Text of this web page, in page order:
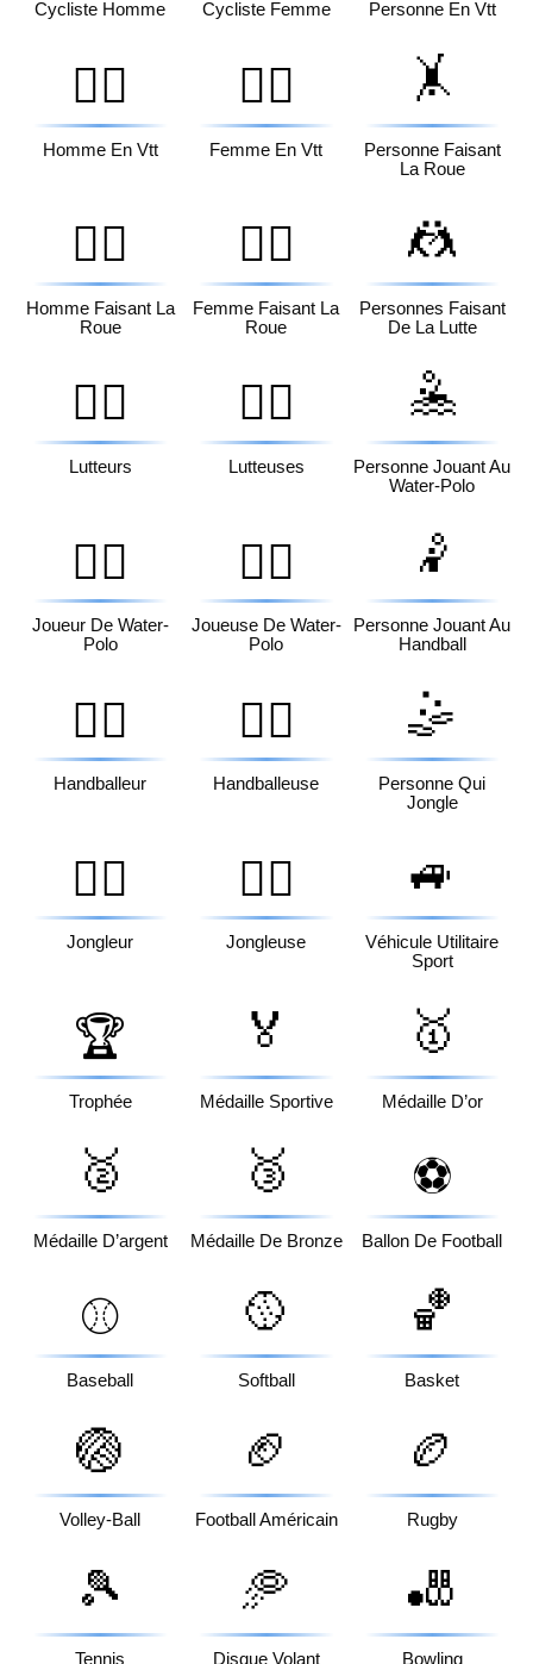
Cycliste Homme Cycliste Femme Personne En Vtt
🚵‍♂️
Homme En Vtt
🚵‍♀️
Femme En Vtt
🤸
Personne Faisant
La Roue
🤸‍♂️
Homme Faisant La
Roue
🤸‍♀️
Femme Faisant La
Roue
🤼
Personnes Faisant
De La Lutte
🤼‍♂️
Lutteurs
🤼‍♀️
Lutteuses
🤽
Personne Jouant Au
Water-Polo
🤽‍♂️
Joueur De Water-
Polo
🤽‍♀️
Joueuse De Water-
Polo
🤾
Personne Jouant Au
Handball
🤾‍♂️
Handballeur
🤾‍♀️
Handballeuse
🤹
Personne Qui
Jongle
🤹‍♂️
Jongleur
🤹‍♀️
Jongleuse
🚙
Véhicule Utilitaire
Sport
🏆
Trophée
🏅
Médaille Sportive
🥇
Médaille D’or
🥈
Médaille D’argent
🥉
Médaille De Bronze
⚽
Ballon De Football
⚾
Baseball
🥎
Softball
🏀
Basket
🏐
Volley-Ball
🏈
Football Américain
🏉
Rugby
🎾
Tennis
🥏
Disque Volant
🎳
Bowling